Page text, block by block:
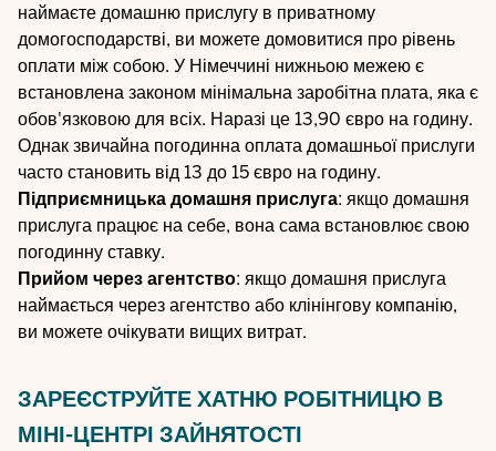
наймаєте домашню прислугу в приватному
домогосподарстві, ви можете домовитися про рівень
оплати між собою. У Німеччині нижньою межею є
встановлена законом мінімальна заробітна плата, яка є
обов'язковою для всіх. Наразі це 13,90 євро на годину.
Однак звичайна погодинна оплата домашньої прислуги
часто становить від 13 до 15 євро на годину.
Підприємницька домашня прислуга: якщо домашня
прислуга працює на себе, вона сама встановлює свою
погодинну ставку.
Прийом через агентство: якщо домашня прислуга
наймається через агентство або клінінгову компанію,
ви можете очікувати вищих витрат.
ЗАРЕЄСТРУЙТЕ ХАТНЮ РОБІТНИЦЮ В
МІНІ-ЦЕНТРІ ЗАЙНЯТОСТІ